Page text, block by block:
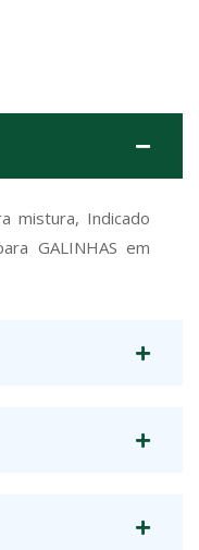
mistura, Indicado
GALINHAS em